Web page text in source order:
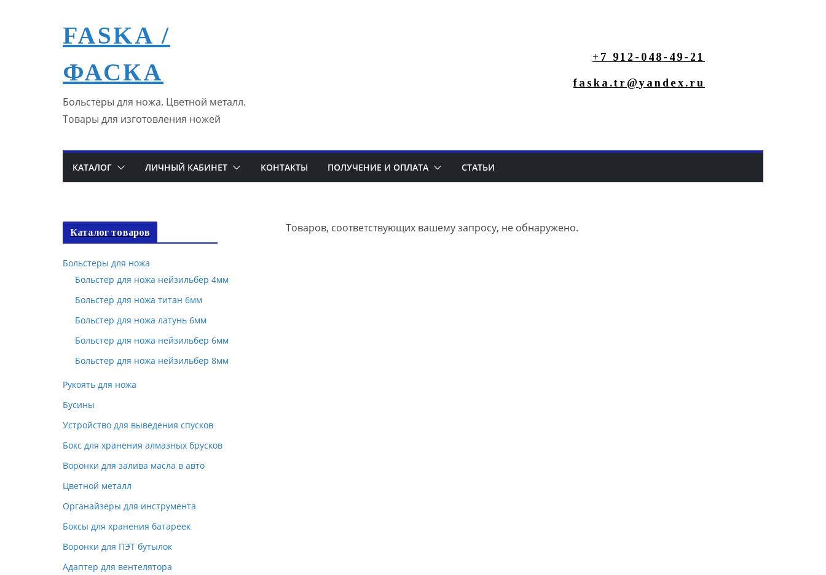
содержимомуFASKA /
ФАСКА
Больстеры для ножа. Цветной металл.
Товары для изготовления ножей
+7 912-048-49-21
faska.tr@yandex.ru
КАТАЛОГ ЛИЧНЫЙ КАБИНЕТ КОНТАКТЫ ПОЛУЧЕНИЕ И ОПЛАТА СТАТЬИ
Товаров, соответствующих вашему запросу, не обнаружено.
Каталог товаров
Больстеры для ножа
Больстер для ножа нейзильбер 4мм
Больстер для ножа титан 6мм
Больстер для ножа латунь 6мм
Больстер для ножа нейзильбер 6мм
Больстер для ножа нейзильбер 8мм
Рукоять для ножа
Бусины
Устройство для выведения спусков
Бокс для хранения алмазных брусков
Воронки для залива масла в авто
Цветной металл
Органайзеры для инструмента
Боксы для хранения батареек
Воронки для ПЭТ бутылок
Адаптер для вентелятора